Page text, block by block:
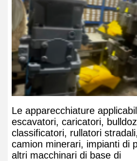
Le apparecchiature
escavatori, caricatori,
classificatori, rullatori
camion minerari, impianti di
altri macchinari di base di